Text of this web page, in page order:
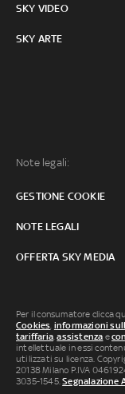
SKY VIDEO
SKY ARTE
Note legali:
GESTIONE COOKIE
NOTE LEGALI
OFFERTA SKY MEDIA
Per il consumatore clicca
Cookies, informazioni
tariffaria,assistenza e
intellettuale in essi
utilizzati su licenza.
20138 Milano P.IVA
3035-1545.Segnalazione